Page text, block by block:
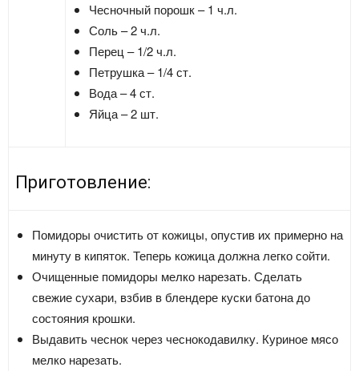
Чесночный порошк – 1 ч.л.
Соль – 2 ч.л.
Перец – 1/2 ч.л.
Петрушка – 1/4 ст.
Вода – 4 ст.
Яйца – 2 шт.
Приготовление:
Помидоры очистить от кожицы, опустив их примерно на
минуту в кипяток. Теперь кожица должна легко сойти.
Очищенные помидоры мелко нарезать. Сделать
свежие сухари, взбив в блендере куски батона до
состояния крошки.
Выдавить чеснок через чеснокодавилку. Куриное мясо
мелко нарезать.